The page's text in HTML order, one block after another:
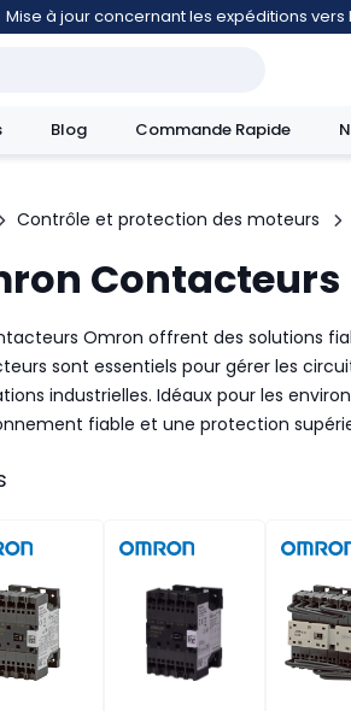
Mise à jour concernant les expéditions vers
Blog Commande Rapide
Contrôle et protection des moteurs
Contacteurs
Omron offrent des solutions
sont essentiels pour gérer les
industrielles. Idéaux pour les
fiable et une protection